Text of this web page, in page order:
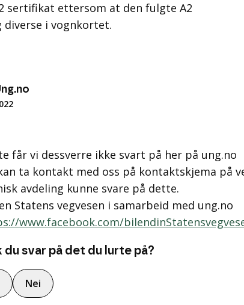
sertifikat ettersom at den fulgte A2
diverse i vognkortet.
får vi dessverre ikke svart på her på ung.no
ta kontakt med oss på kontaktskjema på
avdeling kunne svare på dette.
Statens vegvesen i samarbeid med ung.no
www.facebook.com/
du svar på det du lurte på?
Nei